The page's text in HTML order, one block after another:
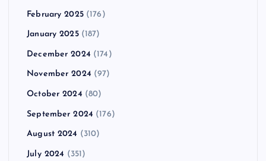
February 2025(176)
January 2025(187)
December 2024 (174)
November 2024 (97)
October 2024 (80)
September 2024 (176)
August 2024 (310)
July 2024 (351)